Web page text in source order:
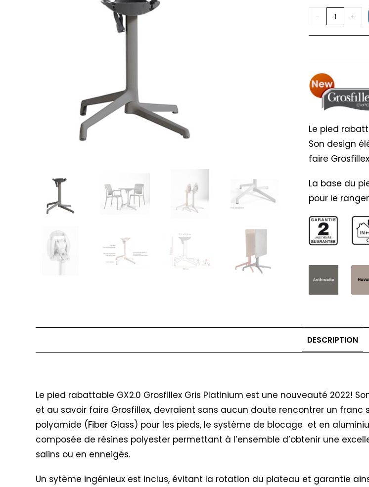
quantité
de
Pied
Grosfillex
Gris
Platinium
- +
Le pied
Son design
faire
La base du
pour le
DESCRIPTION
Le pied rabattable GX2.0 Grosfillex Gris Platinium est une nouveauté 2022!
et au savoir faire Grosfillex, devraient sans aucun doute rencontrer un
polyamide (Fiber Glass) pour les pieds, le système de blocage et en
composée de résines polyester permettant à l’ensemble d’obtenir une
salins ou en enneigés.
Un sytème ingénieux est inclus, évitant la rotation du plateau et garantie